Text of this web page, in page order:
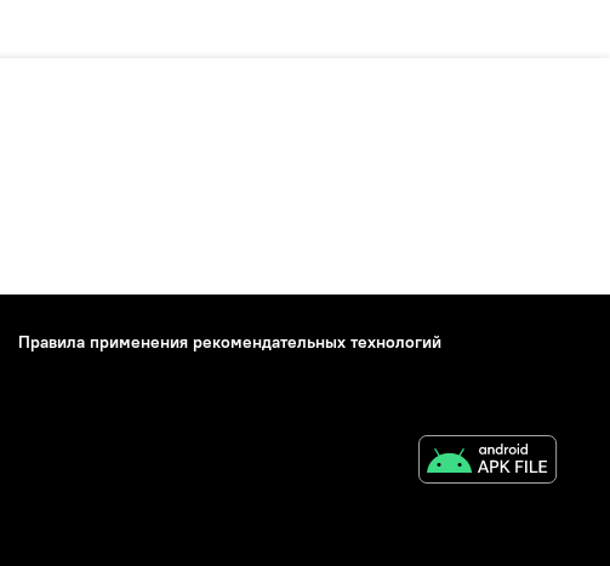
Правила применения рекомендательных технологий